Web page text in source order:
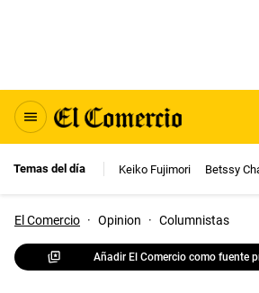
Temas del día Keiko Fujimori Betssy
El Comercio · Opinion · Columnistas
Añadir El Comercio como fuente